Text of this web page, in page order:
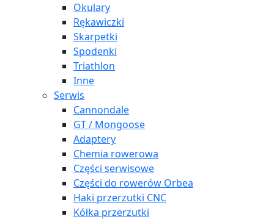
Okulary
Rękawiczki
Skarpetki
Spodenki
Triathlon
Inne
Serwis
Cannondale
GT / Mongoose
Adaptery
Chemia rowerowa
Części serwisowe
Części do rowerów Orbea
Haki przerzutki CNC
Kółka przerzutki